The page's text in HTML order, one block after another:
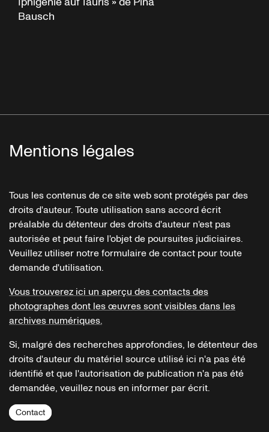
Bausch
Mentions légales
Tous les contenus de ce site web sont protégés par des
droits d'auteur. Toute utilisation sans accord écrit
préalable du détenteur des droits d'auteur n'est pas
autorisée et peut faire l'objet de poursuites judiciaires.
Veuillez utiliser notre formulaire de contact pour toute
demande d'utilisation.
Vous trouverez ici un aperçu des contacts des
photographes dont les œuvres sont visibles dans les
archives numériques.
Si, malgré des recherches approfondies, le détenteur des
droits d'auteur du matériel source utilisé ici n'a pas été
identifié et que l'autorisation de publication n'a pas été
demandée, veuillez nous en informer par écrit.
Contact